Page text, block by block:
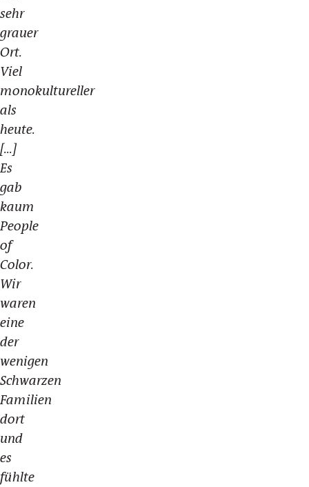
sehr
grauer
Ort.
Viel
monokultureller
als
heute.
[...]
Es
gab
kaum
People
of
Color.
Wir
waren
eine
der
wenigen
Schwarzen
Familien
dort
und
es
fühlte